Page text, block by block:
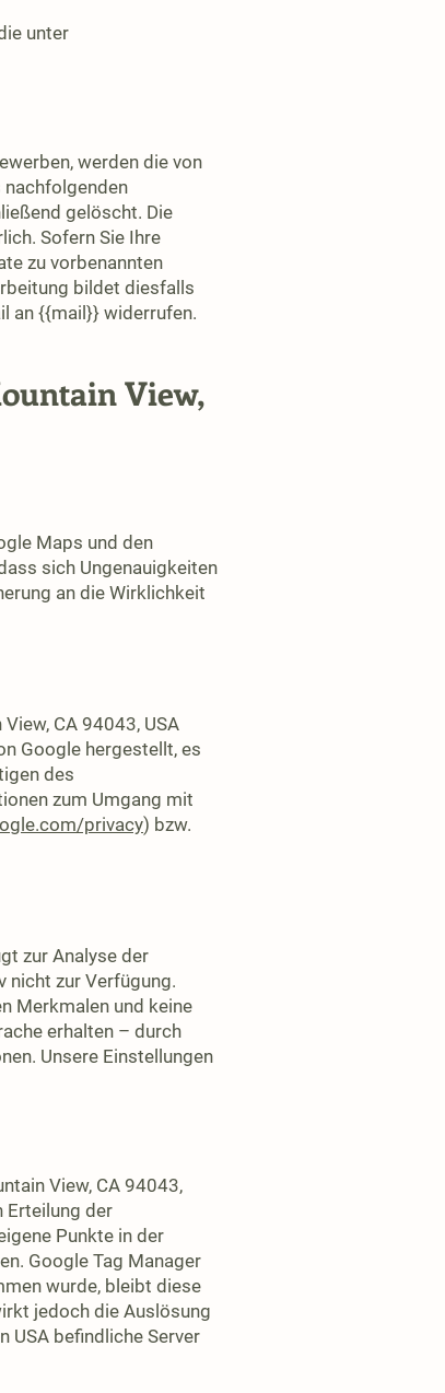
werden die von
nachfolgenden
gelöscht. Die
Sofern Sie Ihre
zu vorbenannten
bildet diesfalls
an {{mail}} widerrufen.
View,
Maps und den
sich Ungenauigkeiten
an die Wirklichkeit
unter
CA 94043, USA
Google hergestellt, es
des
zum Umgang mit
privacy) bzw.
zur Analyse der
nicht zur Verfügung.
Merkmalen und keine
erhalten – durch
Unsere Einstellungen
View, CA 94043,
Erteilung der
Punkte in der
Google Tag Manager
wurde, bleibt diese
jedoch die Auslösung
USA befindliche Server